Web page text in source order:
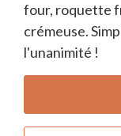
four, roquette
crémeuse.
l'unanimité !